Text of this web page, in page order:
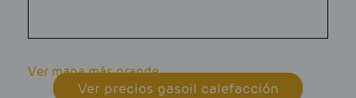
Ver mapa más grande
Ver precios gasoil calefacción